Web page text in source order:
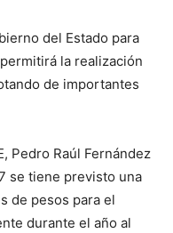
del Estado para
la realización
de importantes
Pedro Raúl Fernández
se tiene previsto una
de pesos para el
durante el año al